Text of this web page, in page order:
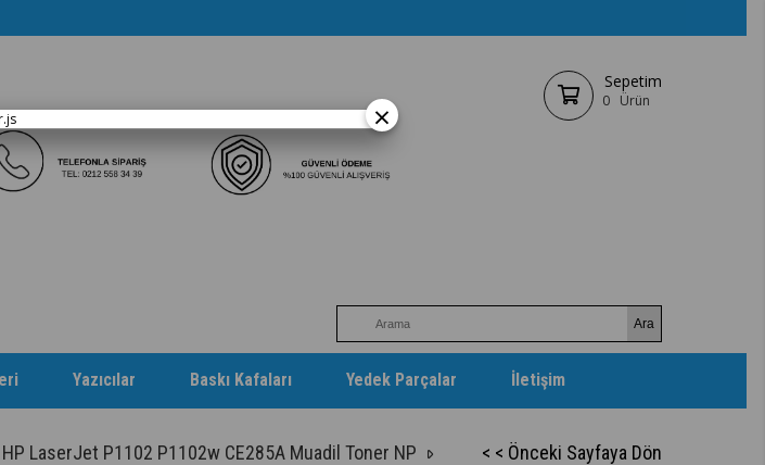
Sepetim
0 Ürün
Yazıcılar Baskı Kafaları Yedek Parçalar İletişim
HP LaserJet P1102 P1102w CE285A Muadil Toner NP < < Önceki Sayfaya Dön
×